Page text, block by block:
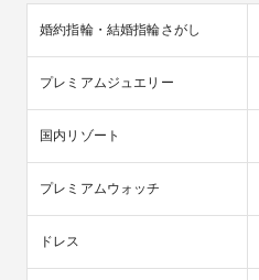
婚約指輪・結婚指輪さがし
プレミアムジュエリー
国内リゾート
プレミアムウォッチ
ドレス